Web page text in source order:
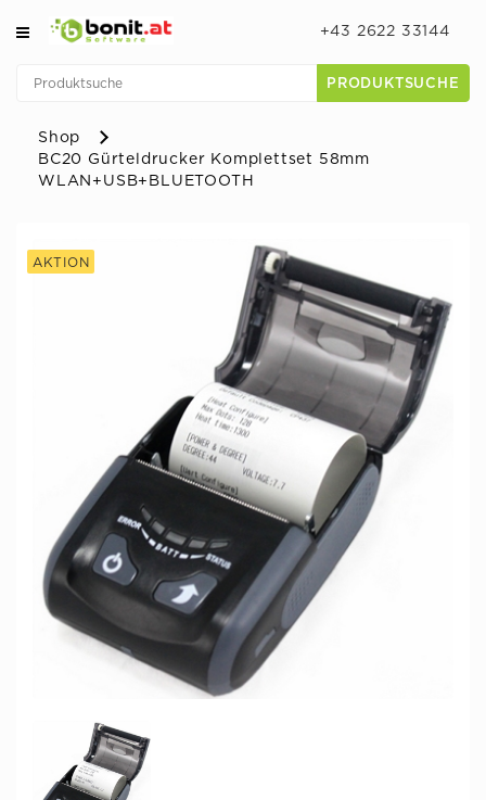
+43 2622 33144
PRODUKTSUCHE
Shop
BC20 Gürteldrucker Komplettset 58mm
WLAN+USB+BLUETOOTH
AKTION